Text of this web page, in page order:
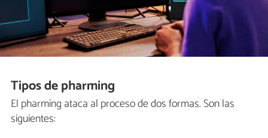
Tipos de pharming
El pharming ataca al proceso de dos formas. Son las
siguientes: